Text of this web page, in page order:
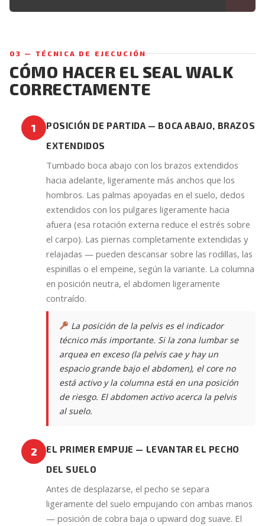
03 — TÉCNICA DE EJECUCIÓN
CÓMO HACER EL SEAL WALK
CORRECTAMENTE
1
POSICIÓN DE PARTIDA — BOCA ABAJO, BRAZOS
EXTENDIDOS
Tumbado boca abajo con los brazos extendidos
hacia adelante, ligeramente más anchos que los
hombros. Las palmas apoyadas en el suelo, dedos
extendidos con los pulgares ligeramente hacia
afuera (esa rotación externa reduce el estrés sobre
el carpo). Las piernas completamente extendidas y
relajadas — pueden descansar sobre las rodillas, las
espinillas o el empeine, según la variante. La columna
en posición neutra, el abdomen ligeramente
contraído.
La posición de la pelvis es el indicador
técnico más importante. Si la zona lumbar se
arquea en exceso (la pelvis cae y hay un
espacio grande bajo el abdomen), el core no
está activo y la columna está en una posición
de riesgo. El abdomen activo acerca la pelvis
al suelo.
2
EL PRIMER EMPUJE — LEVANTAR EL PECHO
DEL SUELO
Antes de desplazarse, el pecho se separa
ligeramente del suelo empujando con ambas manos
— posición de cobra baja o upward dog suave. El